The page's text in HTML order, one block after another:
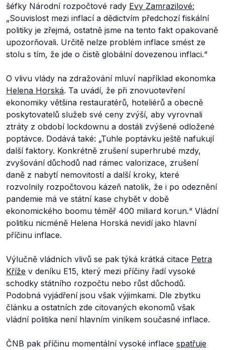
šéfky Národní rozpočtové rady Evy Zamrazilové:
„Souvislost mezi inflací a dědictvím předchozí fiskální
politiky je zřejmá, ostatně jsme na tento fakt opakovaně
upozorňovali. Určitě nelze problém inflace smést ze
stolu s tím, že jde o čistě globální dovezenou inflaci.“
O vlivu vlády na zdražování mluví například ekonomka
Helena Horská. Ta uvádí, že při znovuotevření
ekonomiky většina restauratérů, hoteliérů a obecně
poskytovatelů služeb své ceny zvýší, aby vyrovnali
ztráty z období lockdownu a dostáli zvýšené odložené
poptávce. Dodává také: „Tuhle poptávku ještě nafukují
další faktory. Konkrétně zrušení superhrubé mzdy,
zvyšování důchodů nad rámec valorizace, zrušení
daně z nabytí nemovitostí a další kroky, které
rozvolnily rozpočtovou kázeň natolik, že i po odeznění
pandemie má ve státní kase chybět v době
ekonomického boomu téměř 400 miliard korun.“ Vládní
politiku nicméně Helena Horská nevidí jako hlavní
příčinu inflace.
Výlučně vládních vlivů se pak týká krátká citace Petra
Kříže v deníku E15, který mezi příčiny řadí vysoké
schodky státního rozpočtu nebo růst důchodů.
Podobná vyjádření jsou však výjimkami. Dle zbytku
článku a ostatních zde citovaných ekonomů však
vládní politika není hlavním viníkem současné inflace.
ČNB pak příčinu momentální vysoké inflace spatřuje